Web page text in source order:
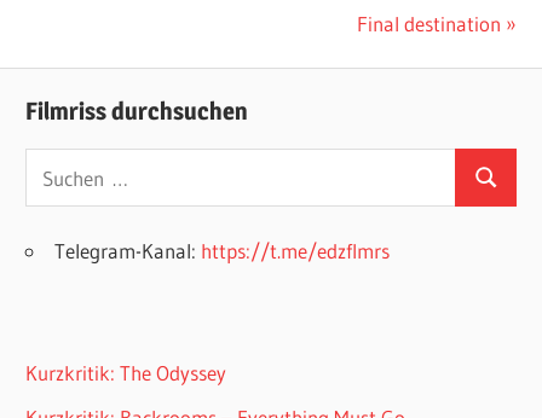
Nächster
Final destination
Filmriss durchsuchen
nach:
Suchen
Telegram-Kanal: https://t.me/edzflmrs
Kurzkritik: The Odyssey